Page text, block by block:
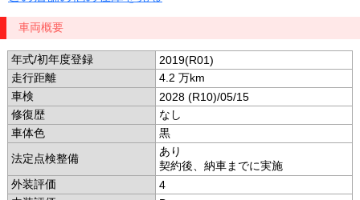
車両概要
年式/初年度登録
2019(R01)
走行距離
4.2 万km
車検
2028 (R10)/05/15
修復歴
なし
車体色
黒
法定点検整備
あり
契約後、納車までに実施
外装評価
4